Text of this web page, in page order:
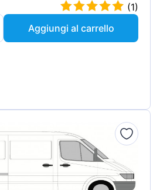
(1)
Aggiungi al carrello